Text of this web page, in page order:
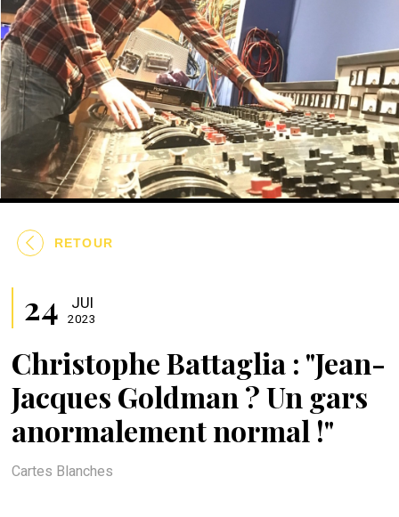
RETOUR
Christophe Battaglia : "Jean-
Jacques Goldman ? Un gars
anormalement normal !"
24 JUI
2023
Cartes Blanches